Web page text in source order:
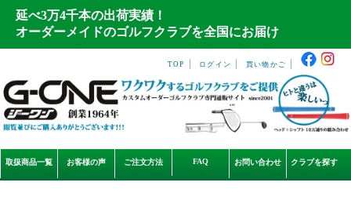
延べ3万4千本の出荷実績！
オーダーメイドのゴルフクラブを全国にお届け
TOP ログイン 買い物かご
取扱商品一覧 お客様の声 ご注文方法 FAQ お問い合わせ クラブを探す